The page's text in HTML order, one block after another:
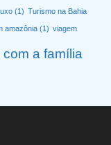
(1) Turismo na Bahia
amazônia (1) viagem
com a família